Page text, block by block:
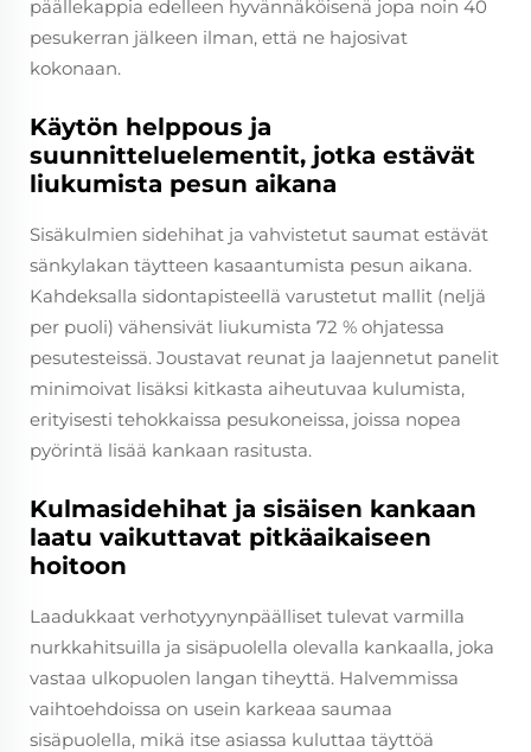
päällekappia edelleen hyvännäköisenä jopa noin 40
pesukerran jälkeen ilman, että ne hajosivat
kokonaan.
Käytön helppous ja
suunnitteluelementit, jotka estävät
liukumista pesun aikana
Sisäkulmien sidehihat ja vahvistetut saumat estävät
sänkylakan täytteen kasaantumista pesun aikana.
Kahdeksalla sidontapisteellä varustetut mallit (neljä
per puoli) vähensivät liukumista 72 % ohjatessa
pesutesteissä. Joustavat reunat ja laajennetut panelit
minimoivat lisäksi kitkasta aiheutuvaa kulumista,
erityisesti tehokkaissa pesukoneissa, joissa nopea
pyörintä lisää kankaan rasitusta.
Kulmasidehihat ja sisäisen kankaan
laatu vaikuttavat pitkäaikaiseen
hoitoon
Laadukkaat verhotyynynpäälliset tulevat varmilla
nurkkahitsuilla ja sisäpuolella olevalla kankaalla, joka
vastaa ulkopuolen langan tiheyttä. Halvemmissa
vaihtoehdoissa on usein karkeaa saumaa
sisäpuolella, mikä itse asiassa kuluttaa täyttöä